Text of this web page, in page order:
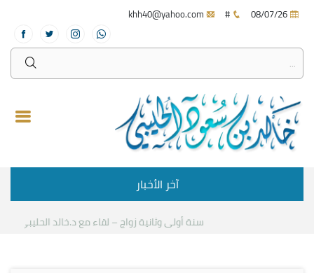
#
آخر الأخبار
سنة أولى وثانية زواج – لقاء مع د.خالد الحليبي